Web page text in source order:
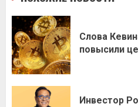
Слова
повысили
Инвестор